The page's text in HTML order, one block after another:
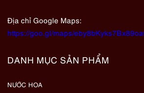
Địa chỉ Google Maps:
https://goo.gl/maps/
DANH MỤC SẢN PHẨM
NƯỚC HOA